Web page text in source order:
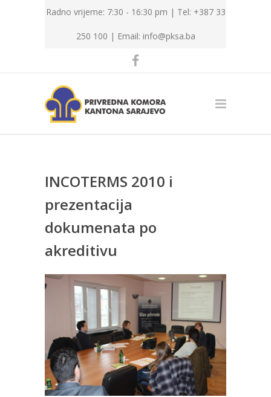
Radno vrijeme: 7:30 - 16:30 pm | Tel: +387 33
250 100 | Email: info@pksa.ba
INCOTERMS 2010 i
prezentacija
dokumenata po
akreditivu